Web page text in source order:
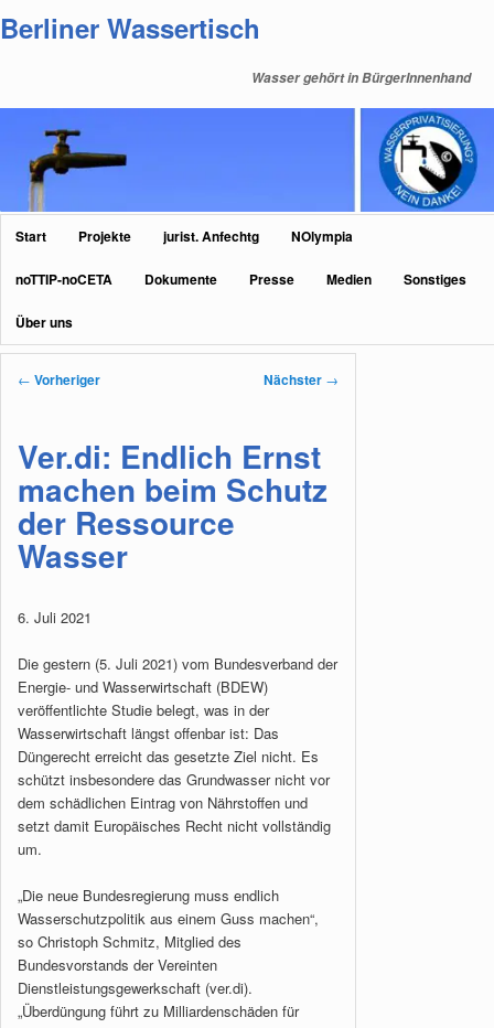
primären
Berliner Wassertisch
Wasser gehört in BürgerInnenhand
Hauptmenü
Start Projekte jurist. Anfechtg NOlympia
noTTIP-noCETA Dokumente Presse Medien Sonstiges
Über uns
Beitragsnavigation
← Vorheriger Nächster →
Ver.di: Endlich Ernst
machen beim Schutz
der Ressource
Wasser
6. Juli 2021
Die gestern (5. Juli 2021) vom Bundesverband der
Energie- und Wasserwirtschaft (BDEW)
veröffentlichte Studie belegt, was in der
Wasserwirtschaft längst offenbar ist: Das
Düngerecht erreicht das gesetzte Ziel nicht. Es
schützt insbesondere das Grundwasser nicht vor
dem schädlichen Eintrag von Nährstoffen und
setzt damit Europäisches Recht nicht vollständig
um.
„Die neue Bundesregierung muss endlich
Wasserschutzpolitik aus einem Guss machen“,
so Christoph Schmitz, Mitglied des
Bundesvorstands der Vereinten
Dienstleistungsgewerkschaft (ver.di).
„Überdüngung führt zu Milliardenschäden für